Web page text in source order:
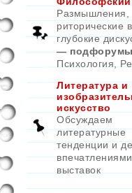
Размышления,
риторические
глубокие
—
Психология
Литература и
искусство
Обсуждаем
литературные
тенденции и
выставок